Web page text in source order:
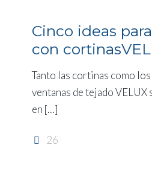
Cinco ideas
con
Tanto las cortinas como
ventanas de tejado
en […]
26